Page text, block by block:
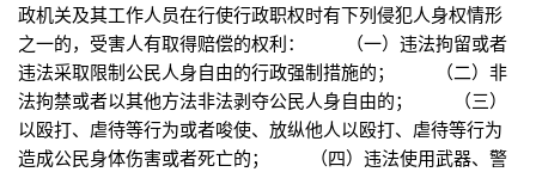
政机关及其工作人员在行使行政职权时有下列侵犯人身权情形
之一的，受害人有取得赔偿的权利： （一）违法拘留或者
违法采取限制公民人身自由的行政强制措施的； （二）非
法拘禁或者以其他方法非法剥夺公民人身自由的； （三）
以殴打、虐待等行为或者唆使、放纵他人以殴打、虐待等行为
造成公民身体伤害或者死亡的； （四）违法使用武器、警